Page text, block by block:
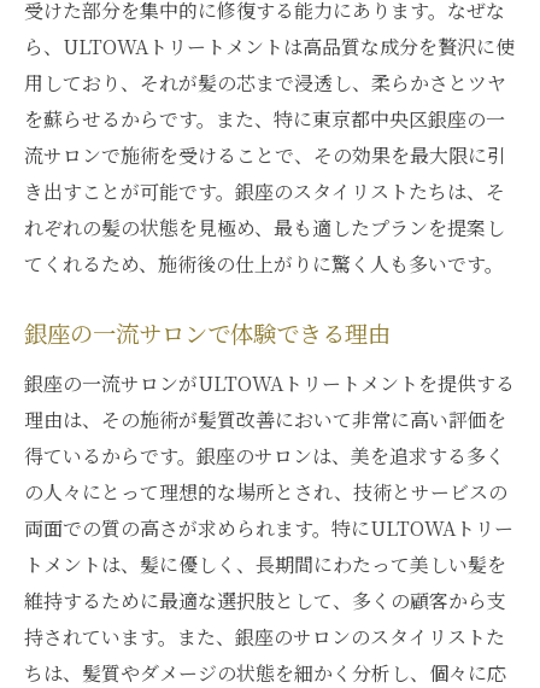
ULTOWAトリートメントが可能にする毛髪
の再生
ダメージレベル別に選べるトリートメント
施術後のアフターケアでさらに効果を持続
髪質改善に効果的な成分とその働き
東京都中央区銀座で体験するULTOWAトリート
メントがもたらす輝き
ULTOWAトリートメントで叶える輝く髪
豊かな艶と潤いを与えるトリートメントの
特性
髪の健康を取り戻すためのULTOWAの役割
サロン体験を活かしたホームケアの提案
髪質改善による心理的な効果と自信
毎日のスタイリングが楽しくなるULTOWAトリ
ートメントの秘密
スタイリングが簡単になる理由とは？
受けた部分を集中的に修復する能力にあります。なぜな
ら、ULTOWAトリートメントは高品質な成分を贅沢に使
用しており、それが髪の芯まで浸透し、柔らかさとツヤ
を蘇らせるからです。また、特に東京都中央区銀座の一
流サロンで施術を受けることで、その効果を最大限に引
き出すことが可能です。銀座のスタイリストたちは、そ
れぞれの髪の状態を見極め、最も適したプランを提案し
てくれるため、施術後の仕上がりに驚く人も多いです。
銀座の一流サロンで体験できる理由
銀座の一流サロンがULTOWAトリートメントを提供する
理由は、その施術が髪質改善において非常に高い評価を
得ているからです。銀座のサロンは、美を追求する多く
の人々にとって理想的な場所とされ、技術とサービスの
両面での質の高さが求められます。特にULTOWAトリー
トメントは、髪に優しく、長期間にわたって美しい髪を
維持するために最適な選択肢として、多くの顧客から支
持されています。また、銀座のサロンのスタイリストた
ちは、髪質やダメージの状態を細かく分析し、個々に応